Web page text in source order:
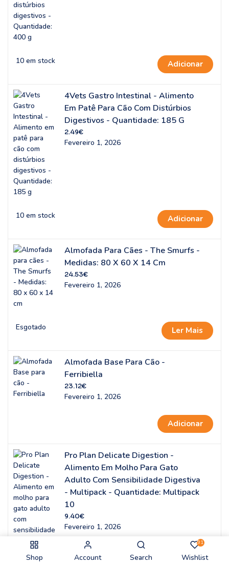
Shop Account Search
91
Wishlist
10 em stock Adicionar
4Vets Gastro Intestinal - Alimento
Em Patê Para Cão Com Distúrbios
Digestivos - Quantidade: 185 G
2.49€
Fevereiro 1, 2026
10 em stock Adicionar
Almofada Para Cães - The Smurfs -
Medidas: 80 X 60 X 14 Cm
24.53€
Fevereiro 1, 2026
Esgotado Ler Mais
Almofada Base Para Cão -
Ferribiella
23.12€
Fevereiro 1, 2026
Adicionar
Pro Plan Delicate Digestion -
Alimento Em Molho Para Gato
Adulto Com Sensibilidade Digestiva
- Multipack - Quantidade: Multipack
10
9.40€
Fevereiro 1, 2026